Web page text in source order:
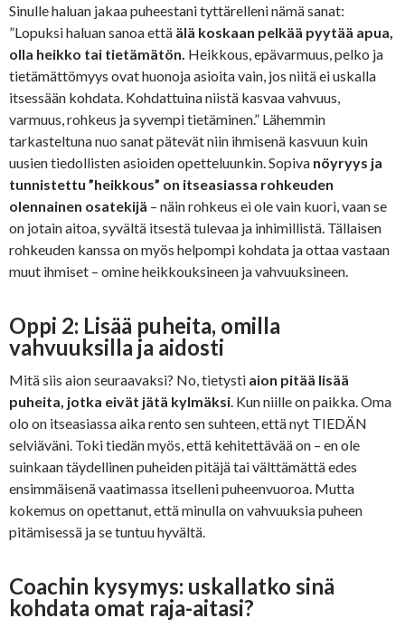
Sinulle haluan jakaa puheestani tyttärelleni nämä sanat:
”Lopuksi haluan sanoa että älä koskaan pelkää pyytää apua,
olla heikko tai tietämätön. Heikkous, epävarmuus, pelko ja
tietämättömyys ovat huonoja asioita vain, jos niitä ei uskalla
itsessään kohdata. Kohdattuina niistä kasvaa vahvuus,
varmuus, rohkeus ja syvempi tietäminen.” Lähemmin
tarkasteltuna nuo sanat pätevät niin ihmisenä kasvuun kuin
uusien tiedollisten asioiden opetteluunkin. Sopiva nöyryys ja
tunnistettu ”heikkous” on itseasiassa rohkeuden
olennainen osatekijä – näin rohkeus ei ole vain kuori, vaan se
on jotain aitoa, syvältä itsestä tulevaa ja inhimillistä. Tällaisen
rohkeuden kanssa on myös helpompi kohdata ja ottaa vastaan
muut ihmiset – omine heikkouksineen ja vahvuuksineen.
Oppi 2: Lisää puheita, omilla
vahvuuksilla ja aidosti
Mitä siis aion seuraavaksi? No, tietysti aion pitää lisää
puheita, jotka eivät jätä kylmäksi . Kun niille on paikka. Oma
olo on itseasiassa aika rento sen suhteen, että nyt TIEDÄN
selviäväni. Toki tiedän myös, että kehitettävää on – en ole
suinkaan täydellinen puheiden pitäjä tai välttämättä edes
ensimmäisenä vaatimassa itselleni puheenvuoroa. Mutta
kokemus on opettanut, että minulla on vahvuuksia puheen
pitämisessä ja se tuntuu hyvältä.
Coachin kysymys: uskallatko sinä
kohdata omat raja-aitasi?